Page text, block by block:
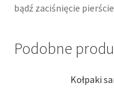
bądź zaciśnięcie
Podobne
Kołpaki